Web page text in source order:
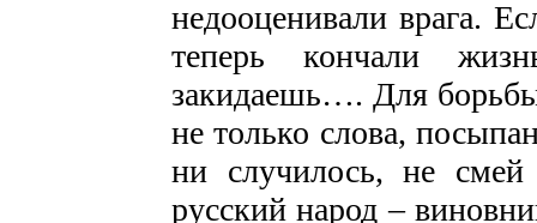
недооценивали врага.
теперь кончали
закидаешь…. Для
не только слова,
ни случилось, не
русский народ –